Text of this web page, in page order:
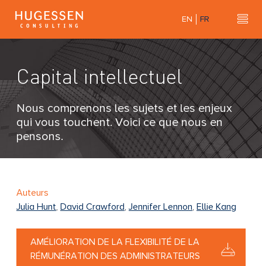
e
s
s
e
n
o
t
EN FR
Capital intellectuel
Nous comprenons les sujets et les enjeux
qui vous touchent. Voici ce que nous en
pensons.
Auteurs
Julia Hunt, David Crawford, Jennifer Lennon, Ellie Kang
AMÉLIORATION DE LA FLEXIBILITÉ DE LA
RÉMUNÉRATION DES ADMINISTRATEURS